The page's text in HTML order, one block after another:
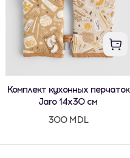
Комплект кухонных перчаток
Jaro 14x30 см
300 MDL